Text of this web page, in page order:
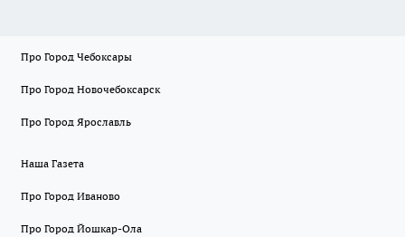
Про Город Чебоксары
Про Город Новочебоксарск
Про Город Ярославль
Наша Газета
Про Город Иваново
Про Город Йошкар-Ола